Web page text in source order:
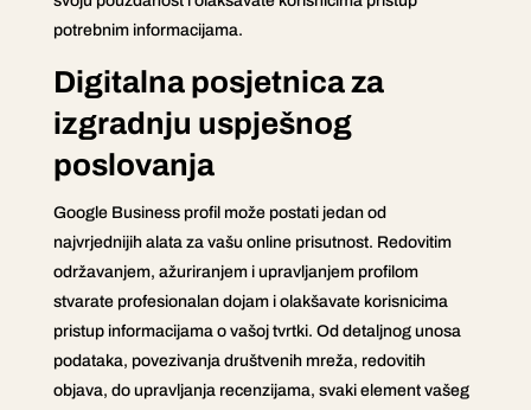
potrebnim informacijama.
Digitalna posjetnica za
izgradnju uspješnog
poslovanja
Google Business profil može postati jedan od
najvrjednijih alata za vašu online prisutnost. Redovitim
održavanjem, ažuriranjem i upravljanjem profilom
stvarate profesionalan dojam i olakšavate korisnicima
pristup informacijama o vašoj tvrtki. Od detaljnog unosa
podataka, povezivanja društvenih mreža, redovitih
objava, do upravljanja recenzijama, svaki element vašeg